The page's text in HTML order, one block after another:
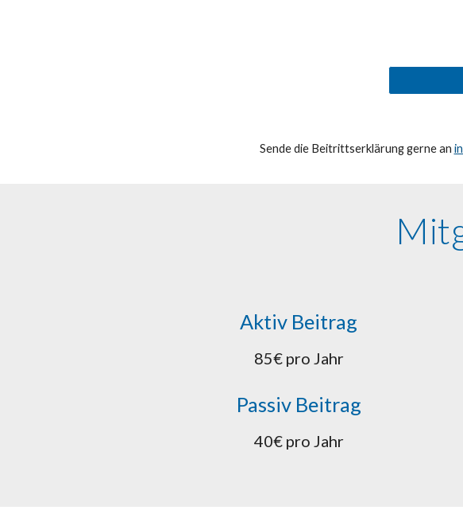
Sende die Beitrittserklärung gerne an
Aktiv Beitrag
85€ pro Jahr
Passiv Beitrag
40€ pro Jahr